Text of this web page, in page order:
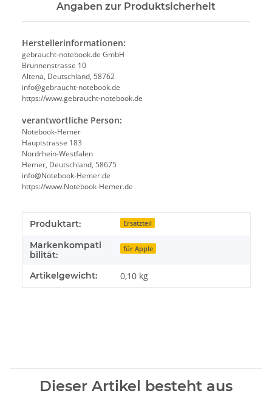
Angaben zur Produktsicherheit
Herstellerinformationen:
gebraucht-notebook.de GmbH
Brunnenstrasse 10
Altena, Deutschland, 58762
info@gebraucht-notebook.de
https://www.gebraucht-notebook.de
verantwortliche Person:
Notebook-Hemer
Hauptstrasse 183
Nordrhein-Westfalen
Hemer, Deutschland, 58675
info@Notebook-Hemer.de
https://www.Notebook-Hemer.de
Produkteigenschaft
Wert
Produktart: Ersatzteil
Markenkompati
bilität:
für Apple
Artikelgewicht: 0,10 kg
Dieser Artikel besteht aus